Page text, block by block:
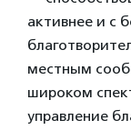
активнее и с
местным
широком
управление